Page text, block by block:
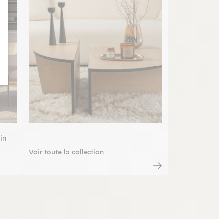
Voir toute la collection